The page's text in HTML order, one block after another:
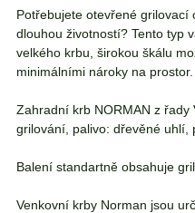
Potřebujete otevřené
dlouhou životností? Tento typ
velkého krbu, širokou škálu
minimálními nároky na prostor.
Zahradní krb NORMAN z
grilování, palivo: dřevěné uhlí,
Balení standartně obsahuje
Venkovní krby Norman jsou